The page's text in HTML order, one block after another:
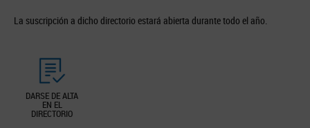
La suscripción a dicho directorio estará abierta durante todo el año.
DARSE DE ALTA
EN EL
DIRECTORIO